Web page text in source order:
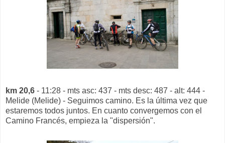
km 20,6 - 11:28 - mts asc: 437 - mts desc: 487 - alt: 444 -
Melide (Melide) - Seguimos camino. Es la última vez que
estaremos todos juntos. En cuanto convergemos con el
Camino Francés, empieza la "dispersión".